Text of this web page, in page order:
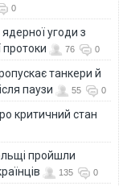
0
угоди з
протоки
76 0
танкери й
паузи
55 0
критичний стан
пройшли
135 0